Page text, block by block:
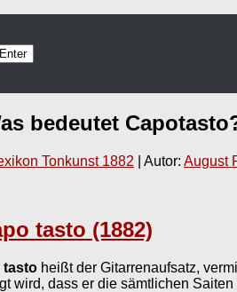
bedeutet Capotasto
Tonkunst 1882 | Autor: August
tasto (1882)
tasto heißt der Gitarrenaufsatz,
wird, dass er die sämtlichen Saiten